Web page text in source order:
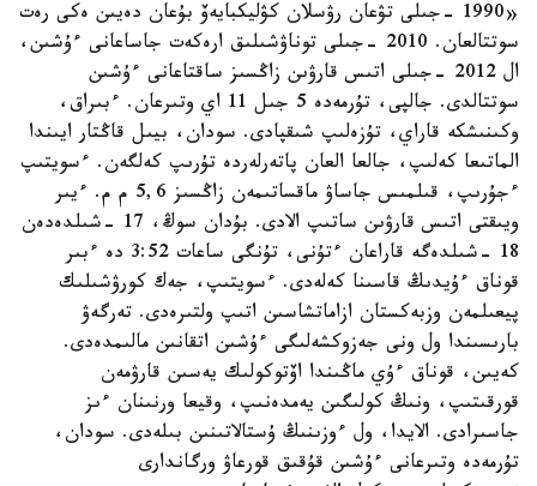
«1990 -جىلى تۋعان رۋسلان كۋليكبايەۆ بۇعان دەيىن ەكى رەت
سوتتالعان. 2010 -جىلى توناۋشىلىق ارەكەت جاساعانى ءۇشىن،
ال 2012 -جىلى اتىس قارۋىن زاڭسىز ساقتاعانى ءۇشىن
سوتتالدى. جالپى، تۇرمەدە 5 جىل 11 اي وتىرعان. ءبىراق،
وكىنىشكە قاراي، تۇزەلىپ شىقپادى. سودان، بيىل قاڭتار ايىندا
الماتىعا كەلىپ، جالعا العان پاتەرلەردە تۇرىپ كەلگەن. ءسويتىپ
ءجۇرىپ، قىلمىس جاساۋ ماقساتىمەن زاڭسىز 5,6 م م. ءيىر
ويىقتى اتىس قارۋىن ساتىپ الادى. بۇدان سوڭ، 17 -شىلدەدەن
18 -شىلدەگە قاراعان ءتۇنى، تۇنگى ساعات 3:52 دە ءبىر
قوناق ءۇيدىڭ قاسىنا كەلەدى. ءسويتىپ، جەك كورۋشىلىك
پيعىلمەن وزبەكستان ازاماتشاسىن اتىپ ولتىرەدى. تەرگەۋ
بارىسىندا ول ونى جەزوكشەلىگى ءۇشىن اتقانىن مالىمدەدى.
كەيىن، قوناق ءۇي ماڭىندا اۆتوكولىك يەسىن قارۋمەن
قورقىتىپ، ونىڭ كولىگىن يەمدەنىپ، وقيعا ورنىنان ءىز
جاسىرادى. الايدا، ول ءوزىنىڭ ۇستالاتىنىن بىلەدى. سودان،
تۇرمەدە وتىرعانى ءۇشىن قۇقىق قورعاۋ ورگاندارى